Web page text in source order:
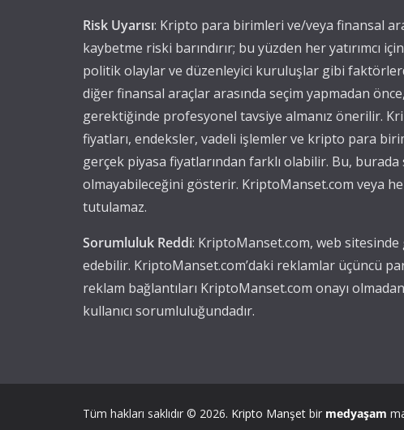
Risk Uyarısı: Kripto para birimleri ve/veya finansal
kaybetme riski barındırır; bu yüzden her
politik olaylar ve düzenleyici kuruluşlar gibi
diğer finansal araçlar arasında seçim yapmadan
gerektiğinde profesyonel tavsiye almanız önerilir.
fiyatları, endeksler, vadeli işlemler ve kripto para
gerçek piyasa fiyatlarından farklı olabilir. Bu,
olmayabileceğini gösterir. KriptoManset.com veya
tutulamaz.
Sorumluluk Reddi: KriptoManset.com, web
edebilir. KriptoManset.com’daki reklamlar üçüncü
reklam bağlantıları KriptoManset.com onayı
kullanıcı sorumluluğundadır.
Tüm hakları saklıdır © 2026. Kripto Manşet bir medyaşam